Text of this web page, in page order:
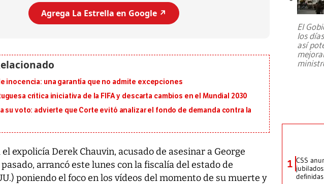
Agrega La Estrella en Google ↗️
inocencia: una garantía que no admite excepciones
critica iniciativa de la FIFA y descarta cambios en el Mundial 2030
su voto: advierte que Corte evitó analizar el fondo de demanda contra la
expolicía Derek Chauvin, acusado de asesinar a George
arrancó este lunes con la fiscalía del estado de
poniendo el foco en los vídeos del momento de su muerte y
presidente de Brasil, Luiz Inácio Lula
El
los
así
1 CSS
definidas